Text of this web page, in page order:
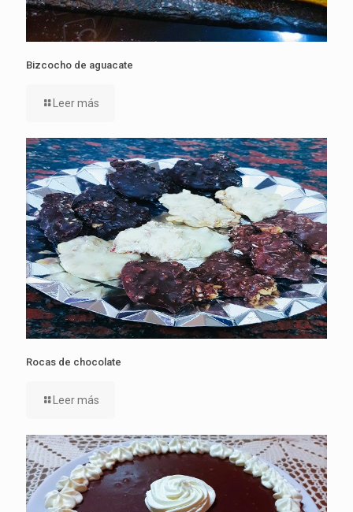
Bizcocho de aguacate
Leer más
Rocas de chocolate
Leer más